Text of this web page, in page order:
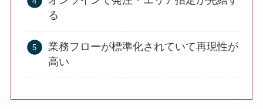
る
業務フローが標準化されていて再現性が
高い